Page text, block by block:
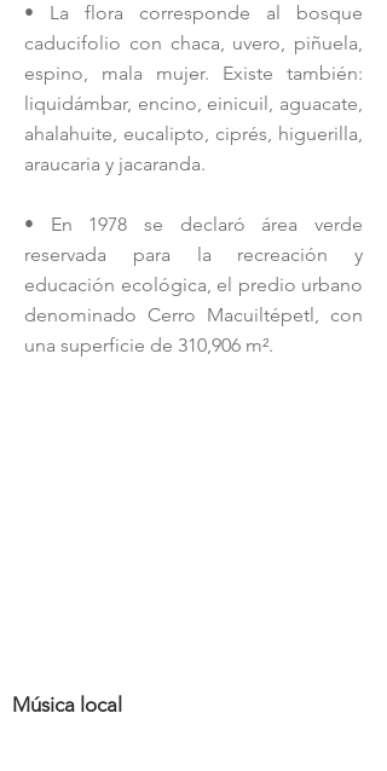
• La flora corresponde al bosque
caducifolio con chaca, uvero, piñuela,
espino, mala mujer. Existe también:
liquidámbar, encino, einicuil, aguacate,
ahalahuite, eucalipto, ciprés, higuerilla,
araucaria y jacaranda.​
• En 1978 se declaró área verde
reservada para la recreación y
educación ecológica, el predio urbano
denominado Cerro Macuiltépetl, con
una superficie de 310,906 m².
Música local